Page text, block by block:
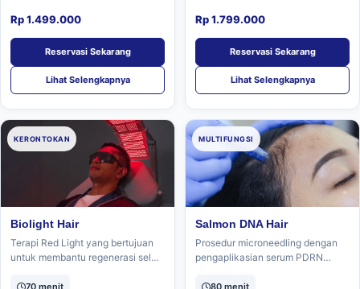
Rp 1.499.000
Reservasi Sekarang
Lihat Selengkapnya
Rp 1.799.000
Reservasi Sekarang
Lihat Selengkapnya
KERONTOKAN
Biolight Hair
Terapi Red Light yang bertujuan
untuk membantu regenerasi sel
sirkulasi darah, dan merangsang
70 menit
MULTIFUNGSI
Salmon DNA Hair
Prosedur microneedling dengan
pengaplikasian serum PDRN
kepala, dan merangsang
80 menit